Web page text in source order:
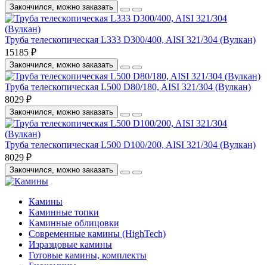
Закончился, можно заказать
Труба телескопическая L333 D300/400, AISI 321/304 (Вулкан)
15185 ₽
Закончился, можно заказать
Труба телескопическая L500 D80/180, AISI 321/304 (Вулкан)
8029 ₽
Закончился, можно заказать
Труба телескопическая L500 D100/200, AISI 321/304 (Вулкан)
8029 ₽
Закончился, можно заказать
Камины
Каминные топки
Каминные облицовки
Современные камины (HighTech)
Изразцовые камины
Готовые камины, комплекты